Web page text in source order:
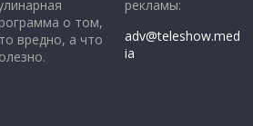
о том,
вредно, а что
рекламы:
adv@teleshow.med
ia